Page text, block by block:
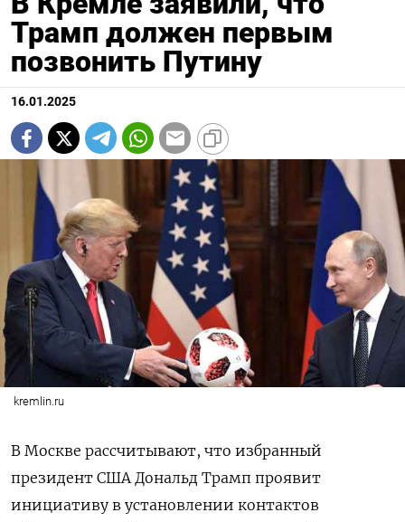
Трамп должен первым
позвонить Путину
16.01.2025
kremlin.ru
В Москве рассчитывают, что избранный
президент США Дональд Трамп проявит
инициативу в установлении контактов